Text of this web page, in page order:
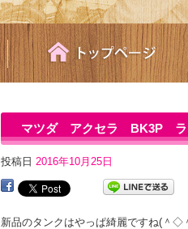
マツダ アクセラ BK3P ラ
投稿日 2016年10月25日
新品のタンクはやっぱ綺麗ですね(＾◇